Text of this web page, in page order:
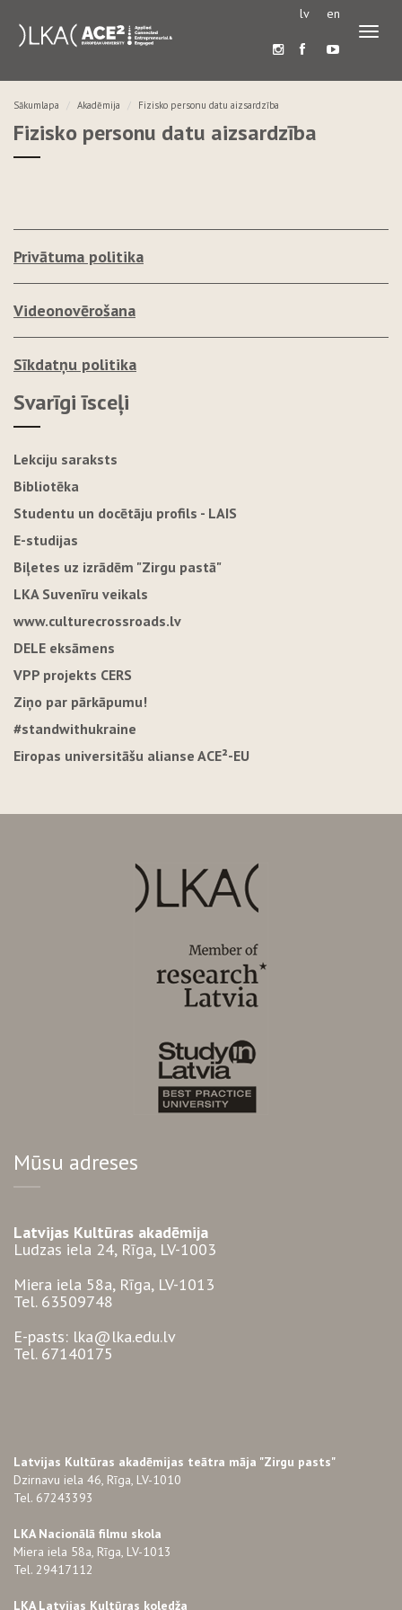
lv en
Sākumlapa Akadēmija Fizisko personu datu aizsardzība
Fizisko personu datu aizsardzība
Privātuma politika
Videonovērošana
Sīkdatņu politika
Svarīgi īsceļi
Lekciju saraksts
Bibliotēka
Studentu un docētāju profils - LAIS
E-studijas
Biļetes uz izrādēm "Zirgu pastā"
LKA Suvenīru veikals
www.culturecrossroads.lv
DELE eksāmens
VPP projekts CERS
Ziņo par pārkāpumu!
#standwithukraine
Eiropas universitāšu alianse ACE²-EU
Mūsu adreses
Latvijas Kultūras akadēmija
Ludzas iela 24, Rīga, LV-1003
Miera iela 58a, Rīga, LV-1013
Tel. 63509748
E-pasts: lka@lka.edu.lv
Tel. 67140175
Latvijas Kultūras akadēmijas teātra māja "Zirgu pasts"
Dzirnavu iela 46, Rīga, LV-1010
Tel. 67243393
LKA Nacionālā filmu skola
Miera iela 58a, Rīga, LV-1013
Tel. 29417112
LKA Latvijas Kultūras koledža